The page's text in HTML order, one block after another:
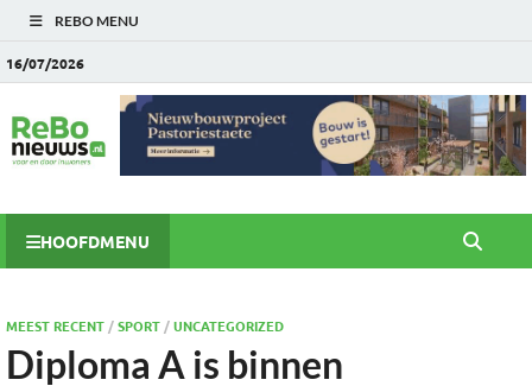
REBO MENU
16/07/2026
HOOFDMENU
MEEST RECENT/SPORT/UNCATEGORIZED
Diploma A is binnen